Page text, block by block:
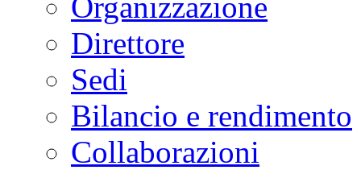
Direttore
Sedi
Bilancio e rendimento
Collaborazioni